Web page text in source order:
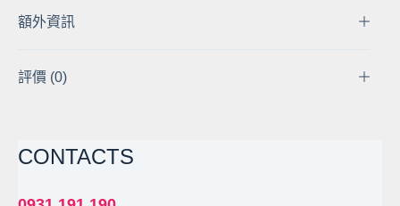
型
號
電
池
額外資訊
評價 (0)
CONTACTS